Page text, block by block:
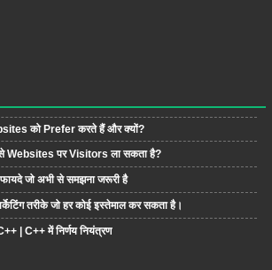
को Prefer करते हैं और क्यों?
पर Visitors ला सकता है?
जो अभी से समझना जरूरी है
तरीके जो हर कोई इस्तेमाल कर सकता है।
| C++ में निर्णय नियंत्रण